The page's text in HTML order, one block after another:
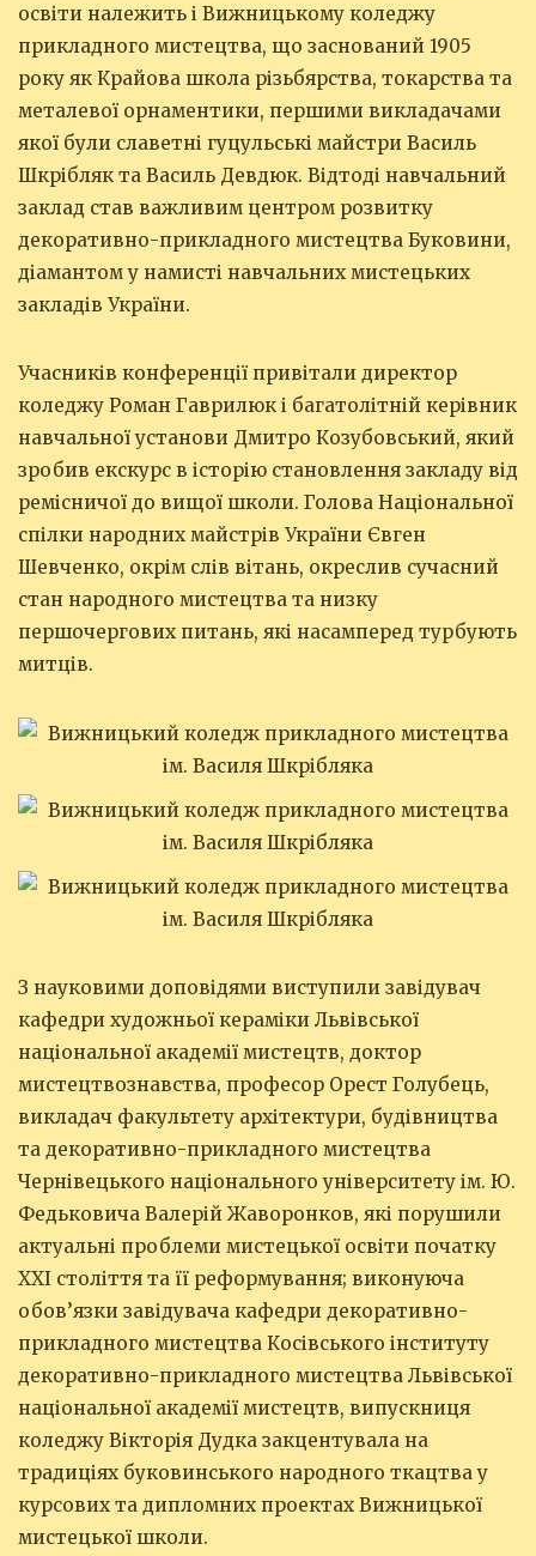
освіти належить і Вижницькому коледжу
прикладного мистецтва, що заснований 1905
року як Крайова школа різьбярства, токарства та
металевої орнаментики, першими викладачами
якої були славетні гуцульські майстри Василь
Шкрібляк та Василь Девдюк. Відтоді навчальний
заклад став важливим центром розвитку
декоративно-прикладного мистецтва Буковини,
діамантом у намисті навчальних мистецьких
закладів України.
Учасників конференції привітали директор
коледжу Роман Гаврилюк і багатолітній керівник
навчальної установи Дмитро Козубовський, який
зробив екскурс в історію становлення закладу від
ремісничої до вищої школи. Голова Національної
спілки народних майстрів України Євген
Шевченко, окрім слів вітань, окреслив сучасний
стан народного мистецтва та низку
першочергових питань, які насамперед турбують
митців.
З науковими доповідями виступили завідувач
кафедри художньої кераміки Львівської
національної академії мистецтв, доктор
мистецтвознавства, професор Орест Голубець,
викладач факультету архітектури, будівництва
та декоративно-прикладного мистецтва
Чернівецького національного університету ім. Ю.
Федьковича Валерій Жаворонков, які порушили
актуальні проблеми мистецької освіти початку
ХХІ століття та її реформування; виконуюча
обов’язки завідувача кафедри декоративно-
прикладного мистецтва Косівського інституту
декоративно-прикладного мистецтва Львівської
національної академії мистецтв, випускниця
коледжу Вікторія Дудка закцентувала на
традиціях буковинського народного ткацтва у
курсових та дипломних проектах Вижницької
мистецької школи.